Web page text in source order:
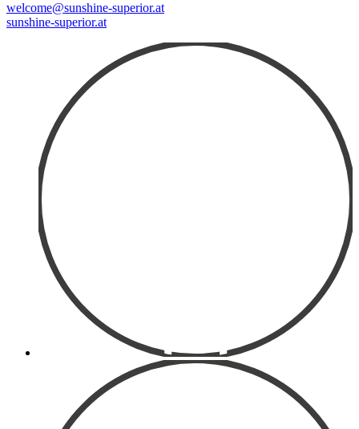
welcome@sunshine-superior.at
sunshine-superior.at